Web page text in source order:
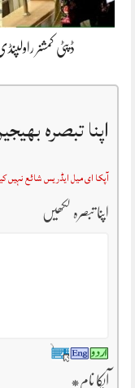
ڈپٹی کمشنر
اپنا تبصرہ
آپکا ای میل ایڈریس شائع نہیں
اپنا تبصرہ لکھیں
آپکا نام*